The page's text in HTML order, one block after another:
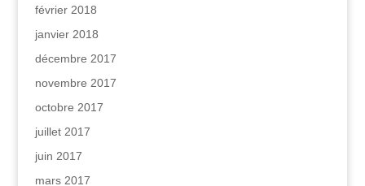
février 2018
janvier 2018
décembre 2017
novembre 2017
octobre 2017
juillet 2017
juin 2017
mars 2017